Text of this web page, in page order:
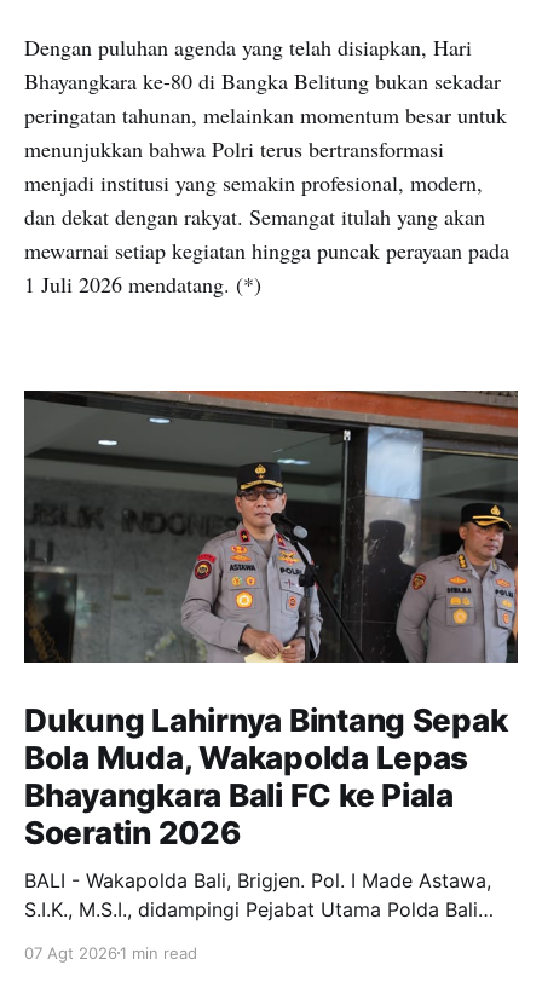
Dengan puluhan agenda yang telah disiapkan, Hari
Bhayangkara ke-80 di Bangka Belitung bukan sekadar
peringatan tahunan, melainkan momentum besar untuk
menunjukkan bahwa Polri terus bertransformasi
menjadi institusi yang semakin profesional, modern,
dan dekat dengan rakyat. Semangat itulah yang akan
mewarnai setiap kegiatan hingga puncak perayaan pada
1 Juli 2026 mendatang. (*)
Dukung Lahirnya Bintang Sepak
Bola Muda, Wakapolda Lepas
Bhayangkara Bali FC ke Piala
Soeratin 2026
BALI - Wakapolda Bali, Brigjen. Pol. I Made Astawa,
S.I.K., M.S.I., didampingi Pejabat Utama Polda Bali
yang akan berlaga pada Turnamen Piala Soeratin U-
07 Agt 2026 1 min read